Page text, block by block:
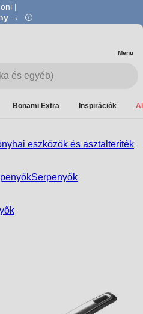
|
→
Menu
Bonami Extra Inspirációk
eszközök és asztalteríték
Serpenyők